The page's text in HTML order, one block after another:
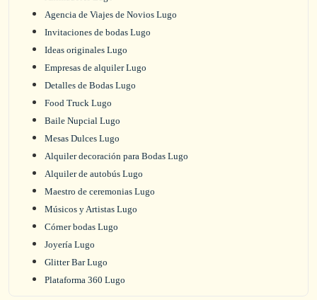
Agencia de Viajes de Novios Lugo
Invitaciones de bodas Lugo
Ideas originales Lugo
Empresas de alquiler Lugo
Detalles de Bodas Lugo
Food Truck Lugo
Baile Nupcial Lugo
Mesas Dulces Lugo
Alquiler decoración para Bodas Lugo
Alquiler de autobús Lugo
Maestro de ceremonias Lugo
Músicos y Artistas Lugo
Córner bodas Lugo
Joyería Lugo
Glitter Bar Lugo
Plataforma 360 Lugo